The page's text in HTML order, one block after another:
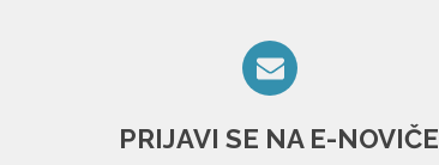
PRIJAVI SE NA E-NOVIČE